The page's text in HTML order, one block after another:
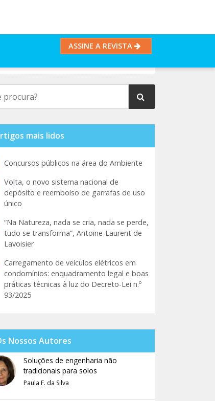
ASSINE A REVISTA
mais lidos
Concursos públicos na área do Ambiente
Volta, o novo sistema nacional de
depósito e reembolso de garrafas de uso
único
“Na Natureza, nada se cria, nada se perde,
tudo se transforma”, Antoine-Laurent de
Lavoisier
Carregamento de veículos elétricos em
condomínios: enquadramento legal e boas
práticas técnicas à luz do Decreto-Lei n.º
93/2025
Nossos Autores
Soluções de engenharia não
tradicionais para solos
Paula F. da Silva